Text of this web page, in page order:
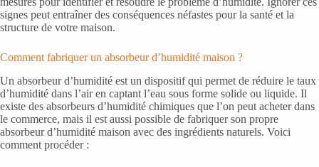
signes peut entraîner des conséquences néfastes pour la santé et la
structure de votre maison.
Comment fabriquer un absorbeur d’humidité maison ?
Un absorbeur d’humidité est un dispositif qui permet de réduire le taux
d’humidité dans l’air en captant l’eau sous forme solide ou liquide. Il
existe des absorbeurs d’humidité chimiques que l’on peut acheter dans
le commerce, mais il est aussi possible de fabriquer son propre
absorbeur d’humidité maison avec des ingrédients naturels. Voici
comment procéder :